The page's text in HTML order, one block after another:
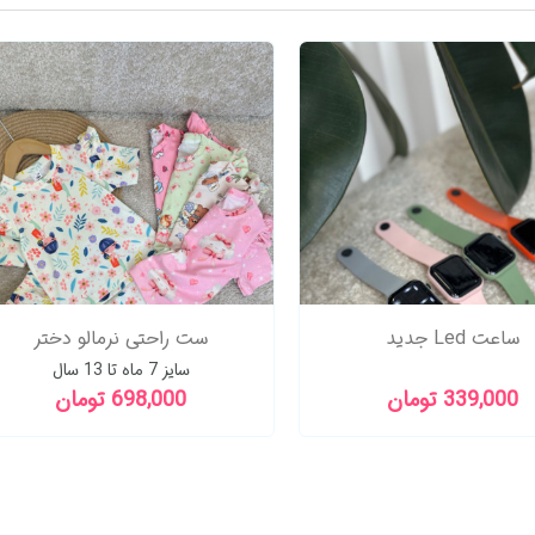
ساعت Led جدید
339,000 تومان
تیشرت شلوارک SMODE
649,000 تومان